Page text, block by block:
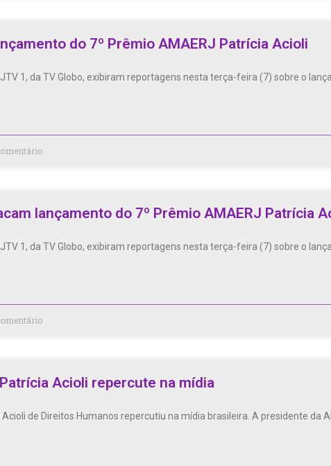
do 7º Prêmio AMAERJ Patrícia Acioli
1, da TV Globo, exibiram reportagens nesta terça-feira (7) sobre o
lançamento do 7º Prêmio AMAERJ Patrícia
1, da TV Globo, exibiram reportagens nesta terça-feira (7) sobre o
Acioli repercute na mídia
de Direitos Humanos repercutiu na mídia brasileira. A presidente da